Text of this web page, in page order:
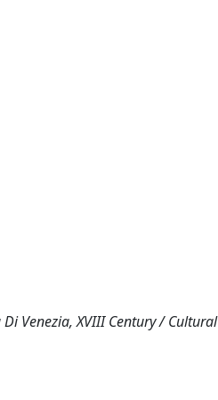
Venezia, XVIII Century /